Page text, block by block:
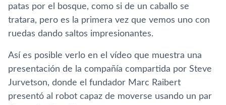
patas por el bosque, como si de un caballo se
tratara, pero es la primera vez que vemos uno con
ruedas dando saltos impresionantes.
Así­ es posible verlo en el ví­deo que muestra una
presentación de la compañí­a compartida por Steve
Jurvetson, donde el fundador Marc Raibert
presentó al robot capaz de moverse usando un par